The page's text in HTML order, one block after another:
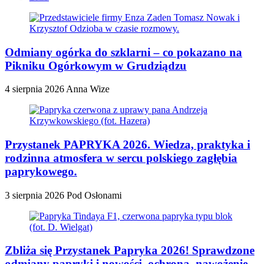
Odmiany ogórka do szklarni – co pokazano na
Pikniku Ogórkowym w Grudziądzu
4 sierpnia 2026 Anna Wize
Przystanek PAPRYKA 2026. Wiedza, praktyka i
rodzinna atmosfera w sercu polskiego zagłębia
paprykowego.
3 sierpnia 2026 Pod Osłonami
Zbliża się Przystanek Papryka 2026! Sprawdzone